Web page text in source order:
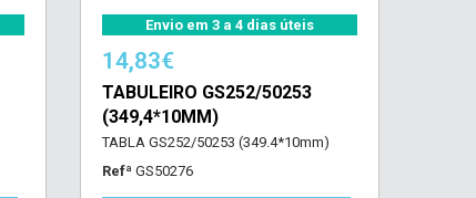
Envio em 3 a 4 dias úteis
14,83€
TABULEIRO GS252/50253
(349,4*10MM)
TABLA GS252/50253 (349.4*10mm)
Refª GS50276